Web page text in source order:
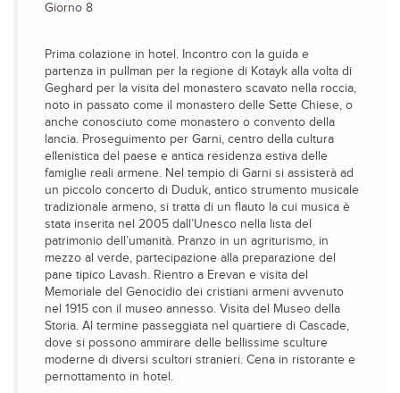
Giorno 8
Prima colazione in hotel. Incontro con la guida e
partenza in pullman per la regione di Kotayk alla volta di
Geghard per la visita del monastero scavato nella roccia,
noto in passato come il monastero delle Sette Chiese, o
anche conosciuto come monastero o convento della
lancia. Proseguimento per Garni, centro della cultura
ellenistica del paese e antica residenza estiva delle
famiglie reali armene. Nel tempio di Garni si assisterà ad
un piccolo concerto di Duduk, antico strumento musicale
tradizionale armeno, si tratta di un flauto la cui musica è
stata inserita nel 2005 dall’Unesco nella lista del
patrimonio dell’umanità. Pranzo in un agriturismo, in
mezzo al verde, partecipazione alla preparazione del
pane tipico Lavash. Rientro a Erevan e visita del
Memoriale del Genocidio dei cristiani armeni avvenuto
nel 1915 con il museo annesso. Visita del Museo della
Storia. Al termine passeggiata nel quartiere di Cascade,
dove si possono ammirare delle bellissime sculture
moderne di diversi scultori stranieri. Cena in ristorante e
pernottamento in hotel.